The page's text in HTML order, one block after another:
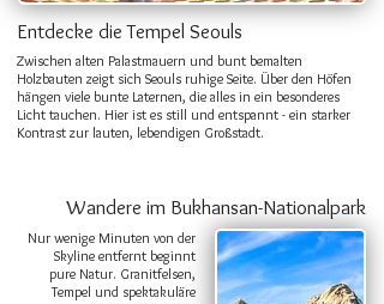
Entdecke die Tempel Seouls
Zwischen alten Palastmauern und bunt bemalten
Holzbauten zeigt sich Seouls ruhige Seite. Über den Höfen
hängen viele bunte Laternen, die alles in ein besonderes
Licht tauchen. Hier ist es still und entspannt - ein starker
Kontrast zur lauten, lebendigen Großstadt.
Wandere im Bukhansan-Nationalpark
Nur wenige Minuten von der
Skyline entfernt beginnt
pure Natur. Granitfelsen,
Tempel und spektakuläre